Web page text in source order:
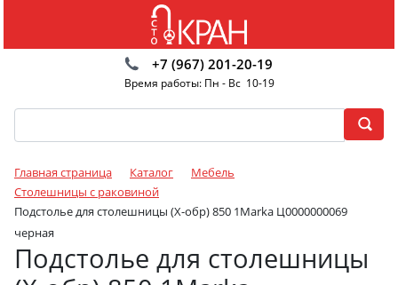
+7 (967) 201-20-19
Время работы: Пн - Вс 10-19
Главная страница Каталог
Мебель
Столешницы с раковиной
Подстолье для столешницы (X-обр) 850 1Marka Ц0000000069
черная
Подстолье для столешницы